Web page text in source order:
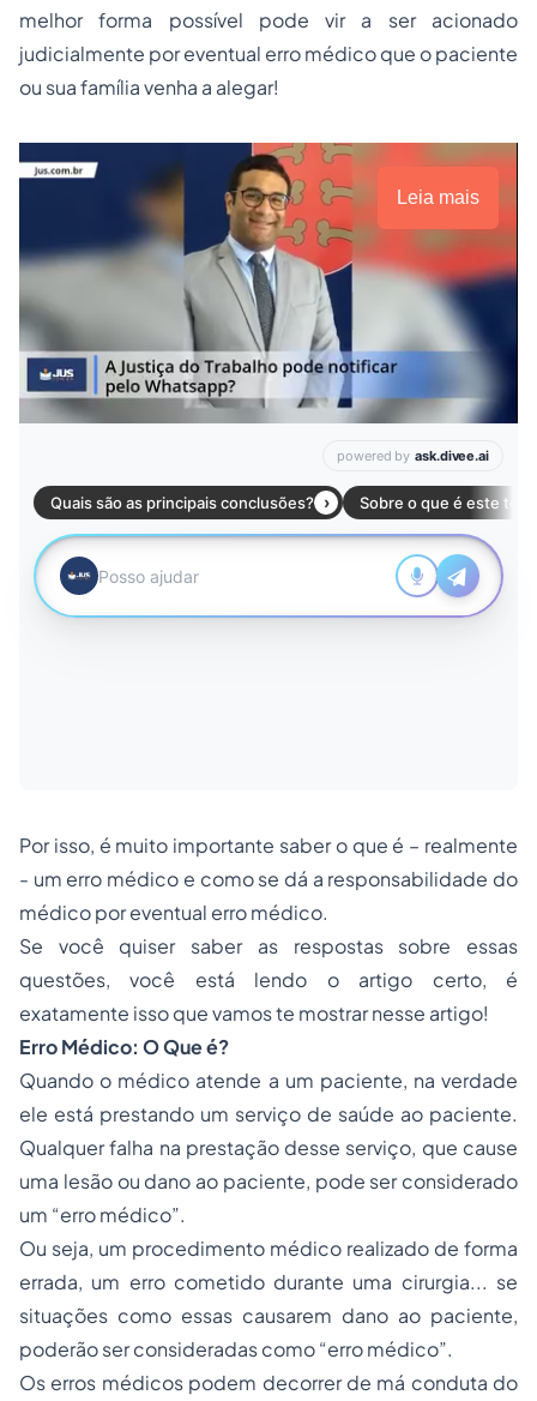
melhor forma possível pode vir a ser acionado
judicialmente por eventual erro médico que o paciente
ou sua família venha a alegar!
Leia mais
Por isso, é muito importante saber o que é – realmente
- um erro médico e como se dá a responsabilidade do
médico por eventual erro médico.
Se você quiser saber as respostas sobre essas
questões, você está lendo o artigo certo, é
exatamente isso que vamos te mostrar nesse artigo!
Erro Médico: O Que é?
Quando o médico atende a um paciente, na verdade
ele está prestando um serviço de saúde ao paciente.
Qualquer falha na prestação desse serviço, que cause
uma lesão ou dano ao paciente, pode serconsiderado
um “erro médico”.
Ou seja, um procedimento médico realizado de forma
errada, um erro cometido durante uma cirurgia... se
situações como essas causarem dano ao paciente,
poderão ser consideradas como “erro médico”.
Os erros médicos podem decorrer de má conduta do